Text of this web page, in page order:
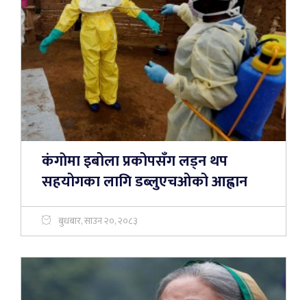
कंगाेमा इबोला प्रकोपसँग लड्न थप
सहयोगका लागि डब्लुएचओको आह्वान
बुधबार, साउन २०, २०८३